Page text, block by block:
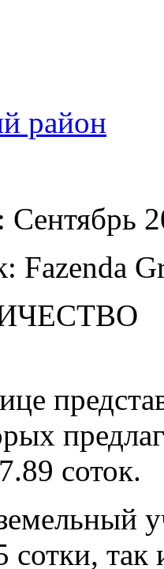
район
Сентябрь
Fazenda
соток.
так